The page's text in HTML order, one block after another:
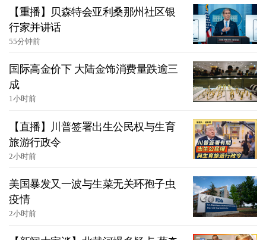
【重播】贝森特会亚利桑那州社区银
行家并讲话
55分钟前
国际高金价下 大陆金饰消费量跌逾三
成
1小时前
【直播】川普签署出生公民权与生育
旅游行政令
2小时前
美国暴发又一波与生菜无关环孢子虫
疫情
2小时前